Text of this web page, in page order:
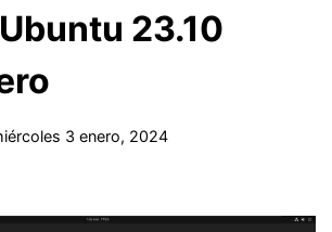
23.10
3 enero, 2024